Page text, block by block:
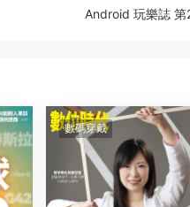
Android 玩樂誌
數碼穿戴